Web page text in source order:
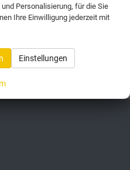
(0)
Personalisierung, für die Sie
Ihre Einwilligung jederzeit mit
Einstellungen